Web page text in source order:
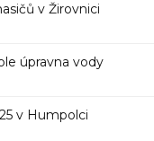
v Žirovnici
úpravna vody
v Humpolci